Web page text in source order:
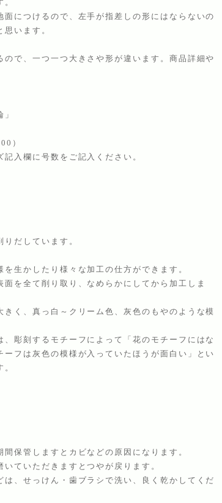
面につけるので、左手が指差しの形にはならないの
います。
ので、一つ一つ大きさや形が違います。商品詳細や
）
入欄に号数をご記入ください。
だしています。
生かしたり様々な加工の仕方ができます。
を全て削り取り、なめらかにしてから加工しま
きく、真っ白～クリーム色、灰色のもやのような模
、彫刻するモチーフによって「花のモチーフにはな
ーフは灰色の模様が入っていたほうが面白い」とい
保管しますとカビなどの原因になります。
ていただきますとつやが戻ります。
、せっけん・歯ブラシで洗い、良く乾かしてくだ